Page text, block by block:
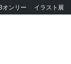
オンリー イラスト展